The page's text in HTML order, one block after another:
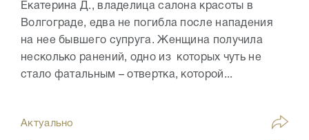
Екатерина Д., владелица салона красоты в
Волгограде, едва не погибла после нападения
на нее бывшего супруга. Женщина получила
несколько ранений, одно из которых чуть не
стало фатальным – отвертка, которой...
Актуально